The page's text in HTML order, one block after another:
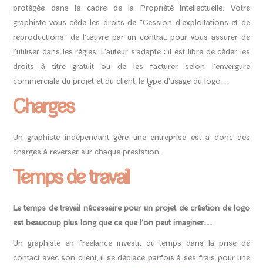
protégée dans le cadre de la Propriété Intellectuelle. Votre
graphiste vous cède les droits de “Cession d’exploitations et de
reproductions” de l’œuvre par un contrat, pour vous assurer de
l’utiliser dans les règles. L’auteur s’adapte ; il est libre de céder les
droits à titre gratuit ou de les facturer selon l’envergure
commerciale du projet et du client, le type d’usage du logo…
Charges
Un graphiste indépendant gère une entreprise est a donc des
charges à reverser sur chaque prestation.
Temps de travail
Le temps de travail nécessaire pour un projet de création de logo
est beaucoup plus long que ce que l’on peut imaginer…
Un graphiste en freelance investit du temps dans la prise de
contact avec son client, il se déplace parfois à ses frais pour une